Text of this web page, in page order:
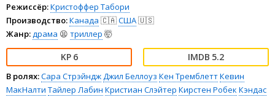
Режиссёр:Кристоффер Табори
Производство:Канада 🇨🇦США🇺🇸
Жанр:драма 😫 триллер 🤯
6 5.2
В ролях:Сара СтрэйнджДжил Беллоуз Кен ТремблеттКевин
МакНалти Тайлер Лабин Кристиан Слэйтер Кирстен Робек Кэндас